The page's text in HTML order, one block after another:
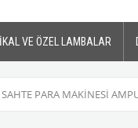
VE ÖZEL LAMBALAR
PARA MAKİNESİ